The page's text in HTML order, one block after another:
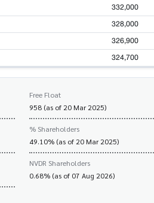
332,000
328,000
326,900
324,700
Free Float
958 (as of 20 Mar 2025)
% Shareholders
49.10% (as of 20 Mar 2025)
NVDR Shareholders
0.68% (as of 07 Aug 2026)